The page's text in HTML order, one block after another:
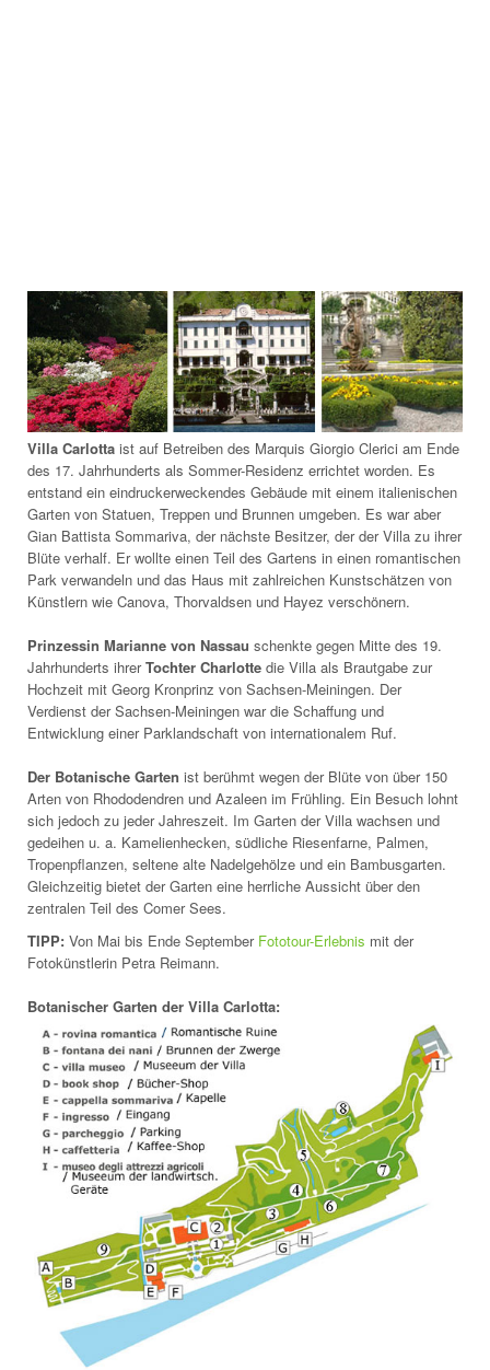
Villa Carlotta ist auf Betreiben des Marquis Giorgio Clerici am Ende
des 17. Jahrhunderts als Sommer-Residenz errichtet worden. Es
entstand ein eindruckerweckendes Gebäude mit einem italienischen
Garten von Statuen, Treppen und Brunnen umgeben. Es war aber
Gian Battista Sommariva, der nächste Besitzer, der der Villa zu ihrer
Blüte verhalf. Er wollte einen Teil des Gartens in einen romantischen
Park verwandeln und das Haus mit zahlreichen Kunstschätzen von
Künstlern wie Canova, Thorvaldsen und Hayez verschönern.
Prinzessin Marianne von Nassau schenkte gegen Mitte des 19.
Jahrhunderts ihrerTochter Charlotte die Villa als Brautgabe zur
Hochzeit mit Georg Kronprinz von Sachsen-Meiningen. Der
Verdienst der Sachsen-Meiningen war die Schaffung und
Entwicklung einer Parklandschaft von internationalem Ruf.
Der Botanische Garten ist berühmt wegen der Blüte von über 150
Arten von Rhododendren und Azaleen im Frühling. Ein Besuch lohnt
sich jedoch zu jeder Jahreszeit. Im Garten der Villa wachsen und
gedeihen u. a. Kamelienhecken, südliche Riesenfarne, Palmen,
Tropenpflanzen, seltene alte Nadelgehölze und ein Bambusgarten.
Gleichzeitig bietet der Garten eine herrliche Aussicht über den
zentralen Teil des Comer Sees.
TIPP: Von Mai bis Ende September Fototour-Erlebnis mit der
Fotokünstlerin Petra Reimann.
Botanischer Garten der Villa Carlotta: